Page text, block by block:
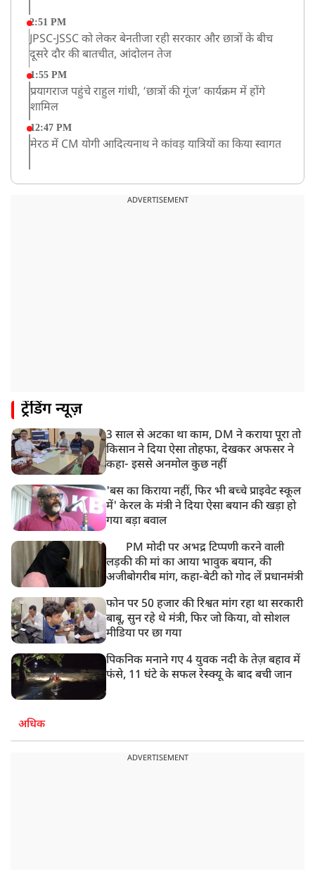
2:51 PM
JPSC-JSSC को लेकर बेनतीजा रही सरकार और छात्रों के बीच
दूसरे दौर की बातचीत, आंदोलन तेज
1:55 PM
प्रयागराज पहुंचे राहुल गांधी, ‘छात्रों की गूंज’ कार्यक्रम में होंगे
शामिल
12:47 PM
मेरठ में CM योगी आदित्यनाथ ने कांवड़ यात्रियों का किया स्वागत
असम बाढ़: 13 जिलों में 15 लाख से ज्यादा लोग प्रभावित, मृतकों
भारत समेत 5 देशों पर 100% टैरिफ
8:19 AM
PM मोदी आज IIT दिल्ली के दीक्षांत समारोह में शामिल होंगे
ADVERTISEMENT
ट्रेंडिंग न्यूज़
3 साल से अटका था काम, DM ने कराया पूरा तो
किसान ने दिया ऐसा तोहफा, देखकर अफसर ने
कहा- इससे अनमोल कुछ नहीं
'बस का किराया नहीं, फिर भी बच्चे प्राइवेट स्कूल
में' केरल के मंत्री ने दिया ऐसा बयान की खड़ा हो
गया बड़ा बवाल
PM मोदी पर अभद्र टिप्पणी करने वाली
लड़की की मां का आया भावुक बयान, की
अजीबोगरीब मांग, कहा-बेटी को गोद लें प्रधानमंत्री
फोन पर 50 हजार की रिश्वत मांग रहा था सरकारी
बाबू, सुन रहे थे मंत्री, फिर जो किया, वो सोशल
मीडिया पर छा गया
पिकनिक मनाने गए 4 युवक नदी के तेज़ बहाव में
फंसे, 11 घंटे के सफल रेस्क्यू के बाद बची जान
अधिक
ADVERTISEMENT